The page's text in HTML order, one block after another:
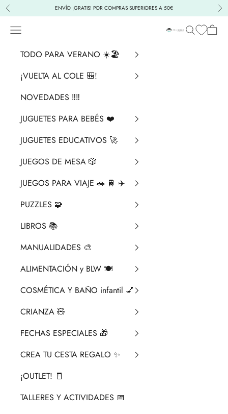
Ir al contenido
Anterior ENVÍO ¡GRATIS! POR COMPRAS SUPERIORES A 50€
La Chata
Menú BuscarCesta
TODO PARA VERANO ☀️🏖️
¡VUELTA AL COLE 🎒!
NOVEDADES ‼️​‼️​
JUGUETES PARA BEBÉS ❤️​
JUGUETES EDUCATIVOS 🚀
JUEGOS DE MESA 🎲
JUEGOS PARA VIAJE 🚗 🚆 ✈️
PUZZLES 🧩
LIBROS 📚​
MANUALIDADES 🎨​
ALIMENTACIÓN y BLW 🍽️
COSMÉTICA Y BAÑO infantil 💅
CRIANZA ​🧸​
FECHAS ESPECIALES 🎁
CREA TU CESTA REGALO ✨
¡OUTLET! 🧾
TALLERES Y ACTIVIDADES 📅